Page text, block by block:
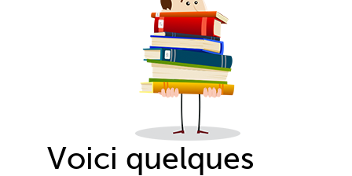
Voici quelques